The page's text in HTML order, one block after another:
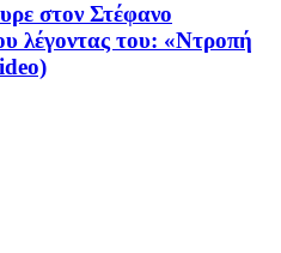
στον Στέφανο
λέγοντας του: «Ντροπή